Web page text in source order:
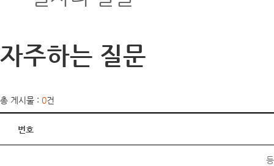
자주하는 질문
총 게시물 : 0건
번호